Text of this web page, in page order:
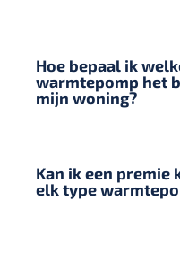
Hoe bepaal ik
warmtepomp het
mijn woning?
Kan ik een premie
elk type